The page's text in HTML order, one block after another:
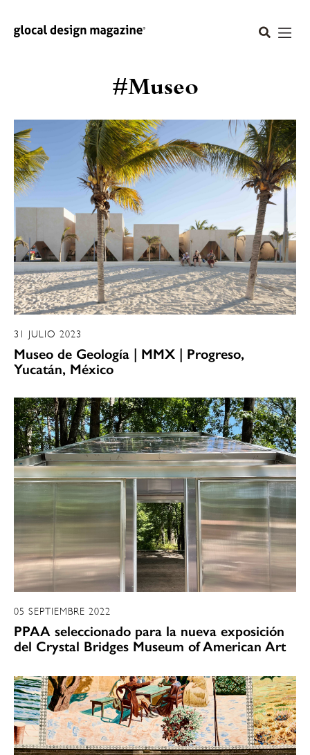
#Museo
31 JULIO 2023
Museo de Geología | MMX | Progreso,
Yucatán, México
05 SEPTIEMBRE 2022
PPAA seleccionado para la nueva exposición
del Crystal Bridges Museum of American Art